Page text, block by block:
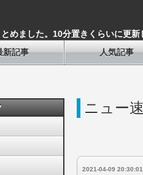
めました。10分置きくらいに更新
新記事
人気記事
ニュー
2021-04-09 20:30:01